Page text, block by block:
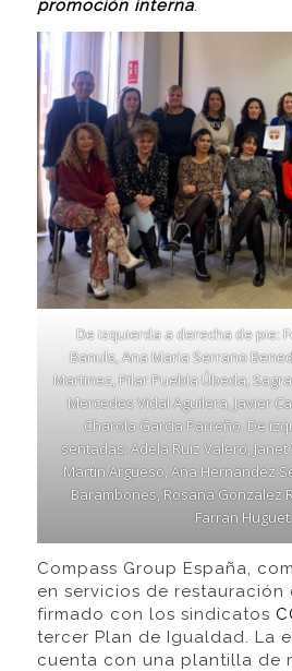
promoción interna.
De izquierda a derecha de pie:
Banuls, Ana Maria Serrano
Martinez, Pilar Puebla Úbeda,
Mercedes Vidal Aguilera, Javier
Charola Garcia Parreño. De
sentadas: Adela Ruiz Valero,
Martin Argüeso, Ana Hernández
Barambones, Rosana Gonzalez
Farran Huguet.
Compass Group España,
en servicios de restauración
firmado con los sindicatos
tercer Plan de Igualdad. La
cuenta con una plantilla de